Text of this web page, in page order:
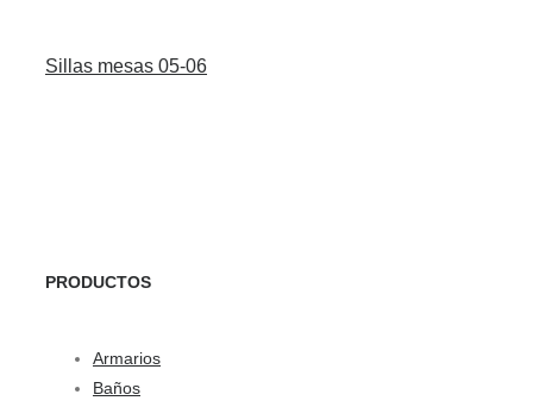
Sillas mesas 05-06
PRODUCTOS
Armarios
Baños